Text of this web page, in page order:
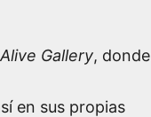
Gallery, donde
en sus propias